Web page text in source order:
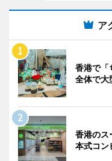
ア
香港で「
全体で大
香港の
本式コン